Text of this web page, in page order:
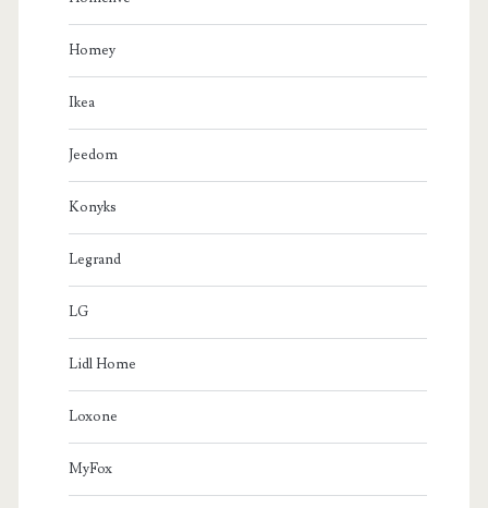
Homey
Ikea
Jeedom
Konyks
Legrand
LG
Lidl Home
Loxone
MyFox